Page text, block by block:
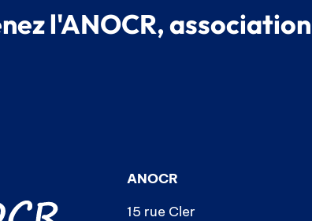
l'ANOCR,
ANOCR
15 rue Cler